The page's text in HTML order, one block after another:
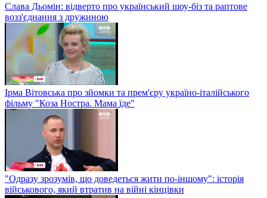
Слава Дьомін: відверто про український шоу-біз та раптове
возз'єднання з дружиною
Ірма Вітовська про зйомки та прем'єру україно-італійського
фільму "Коза Ностра. Мама їде"
"Одразу зрозумів, що доведеться жити по-іншому": історія
військового, який втратив на війні кінцівки